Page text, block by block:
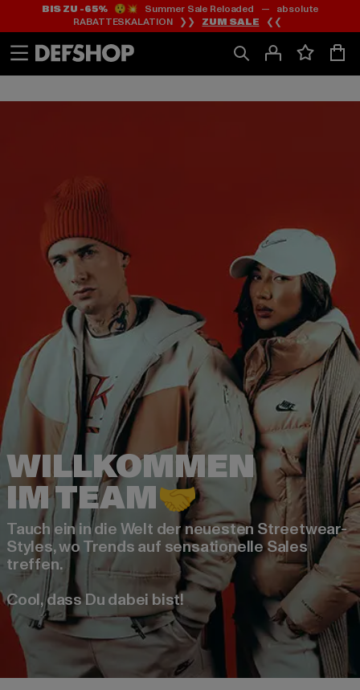
Zum
Inhalt
springen
Zum
Fußzeile
springen
BIS ZU -65%😲💥 Summer Sale Reloaded — absolute
RABATTESKALATION ❯❯ ZUM SALE ❮❮
WILLKOMMEN
Tauch ein in die Welt der neuesten Streetwear-
Styles, wo Trends auf sensationelle Sales
treffen.
Cool, dass Du dabei bist!